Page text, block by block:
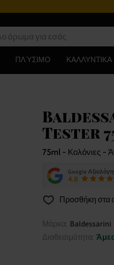
ΠΛΎΣΙΜΟ ΚΑΛΛΥΝΤΙΚΑ
Tester
75ml - Κολόνιες -
Google
4.8
Προσθήκη στα
Μάρκα: Baldessarini
Διαθεσιμότητα: